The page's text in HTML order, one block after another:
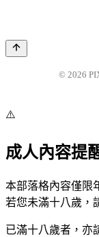
© 2026
⚠️
成人內容提
本部落格內容僅限
若您未滿十八歲，
已滿十八歲者，亦